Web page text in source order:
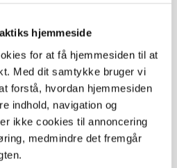
hjemmeside
for at få hjemmesiden til at
Med dit samtykke bruger vi
forstå, hvordan hjemmesiden
indhold, navigation og
ikke cookies til annoncering
medmindre det fremgår
til kiropraktik
kiropraktisk behandling
af det autoriserede
det været muligt at
kiropraktor i Danmark.
Klinisk Biomekanik